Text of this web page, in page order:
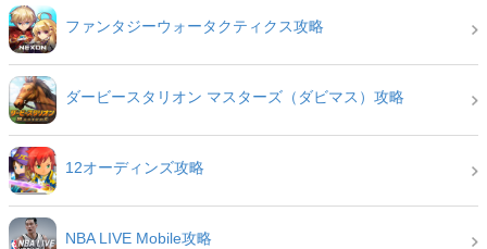
ファンタジーウォータクティクス攻略
ダービースタリオン マスターズ（ダビマス）攻略
12オーディンズ攻略
NBA LIVE Mobile攻略